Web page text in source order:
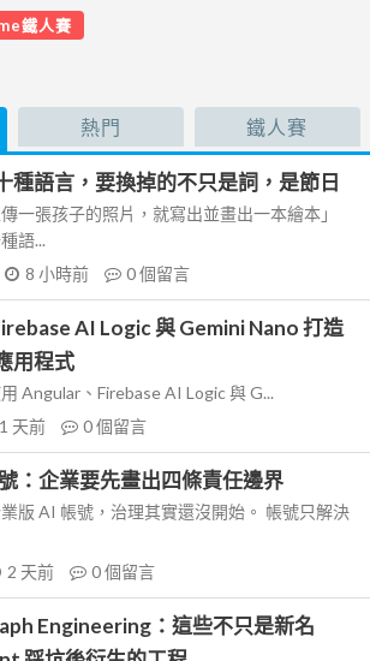
鐵人賽
熱門 鐵人賽
種語言，要換掉的不只是詞，是節日
一張孩子的照片，就寫出並畫出一本繪本」
語...
8 小時前 0個留言
AI Logic 與 Gemini Nano 打造
用程式
Angular、Firebase AI Logic 與 G...
1 天前 0個留言
：企業要先畫出四條責任邊界
版 AI 帳號，治理其實還沒開始。 帳號只解決
2 天前 0個留言
Engineering：這些不只是新名